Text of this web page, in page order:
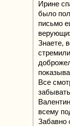
Ирине
было
письмо
Знаете,
Все
всему
Забавно